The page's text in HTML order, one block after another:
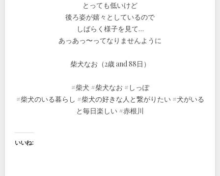
とっても低いけど
後ろ姿が嬉々としているので
しばらく様子を見て…
あっあっ〜ってなりませんように
柴犬なお（2歳 and 88日）
#柴犬 #柴犬なお #しっぽ
#柴犬のいる暮らし #柴犬の好きな人と繋がりたい #犬がいる
と毎日楽しい #赤根川
いいね: